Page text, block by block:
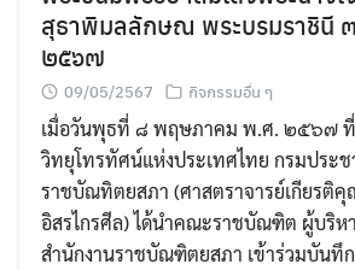
สุธาพิมลลักษณ พระบรมราชินี
๒๕๖๗
09/05/2567 กิจกรรมอื่น ๆ
เมื่อวันพุธที่ ๘ พฤษภาคม พ.ศ. ๒๕๖๗
วิทยุโทรทัศน์แห่งประเทศไทย กรมประ
ราชบัณทิตยสภา (ศาสตราจารย์เกียรติ
อิสรไกรศีล) ได้นำคณะราชบัณฑิต ผู้บริห
สำนักงานราชบัณฑิตยสภา เข้าร่วมบันทึ